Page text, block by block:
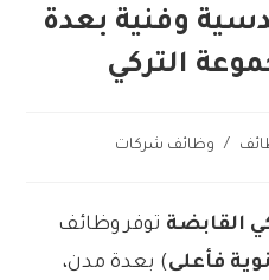
وفنية بعدة
التركي
/ وظائف شركات
القابضة توفر وظائف
فأعلى) بعدة مدن،